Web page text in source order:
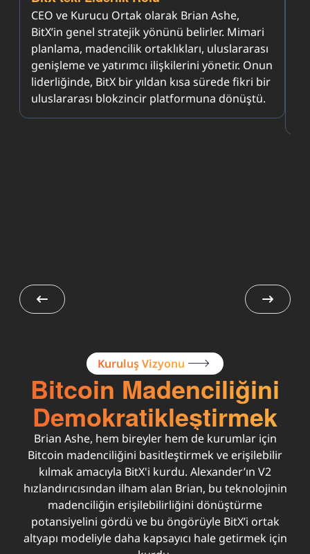
CEO ve Kurucu Ortak olarak Brian Ashe,
BitX’in genel stratejik yönünü belirler. Mimari
planlama, madencilik ortaklıkları, uluslararası
genişleme ve yatırımcı ilişkilerini yönetir. Onun
liderliğinde, BitX bir yıldan kısa sürede fikri bir
uluslararası blokzincir platformuna dönüştü.
Kuruluş Vizyonu
Bitcoin Madenciliğini
Demokratikleştirmek
Brian Ashe, hem bireyler hem de kurumlar için
Bitcoin madenciliğini basitleştirmek ve erişilebilir
kılmak amacıyla BitX'i kurdu. Alexander’ın V2
hızlandırıcısından ilham alan Brian, bu teknolojinin
madenciliğin erişilebilirliğini dönüştürme
potansiyelini gördü ve bu öngörüyle BitX’i ortak
altyapı modeliyle daha kapsayıcı hale getirmek için